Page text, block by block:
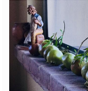
FILODIRITTO REDAZIONE
FOTOGRAFI
CODICI RUBRICHE LIBRI